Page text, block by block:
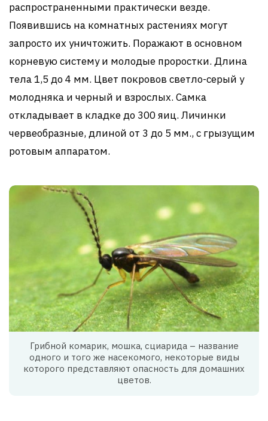
распространенными практически везде.
Появившись на комнатных растениях могут
запросто их уничтожить. Поражают в основном
корневую систему и молодые проростки. Длина
тела 1,5 до 4 мм. Цвет покровов светло-серый у
молодняка и черный и взрослых. Самка
откладывает в кладке до 300 яиц. Личинки
червеобразные, длиной от 3 до 5 мм., с грызущим
ротовым аппаратом.
Грибной комарик, мошка, сциарида – название
одного и того же насекомого, некоторые виды
которого представляют опасность для домашних
цветов.